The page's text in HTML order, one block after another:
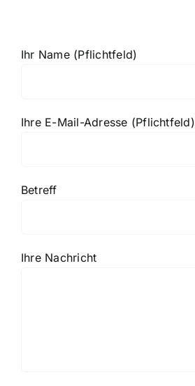
Ihr Name (Pflichtfeld)
Ihre E-Mail-Adresse (Pflichtfeld)
Betreff
Ihre Nachricht